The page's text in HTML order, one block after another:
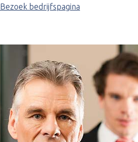
Bezoek bedrijfspagina